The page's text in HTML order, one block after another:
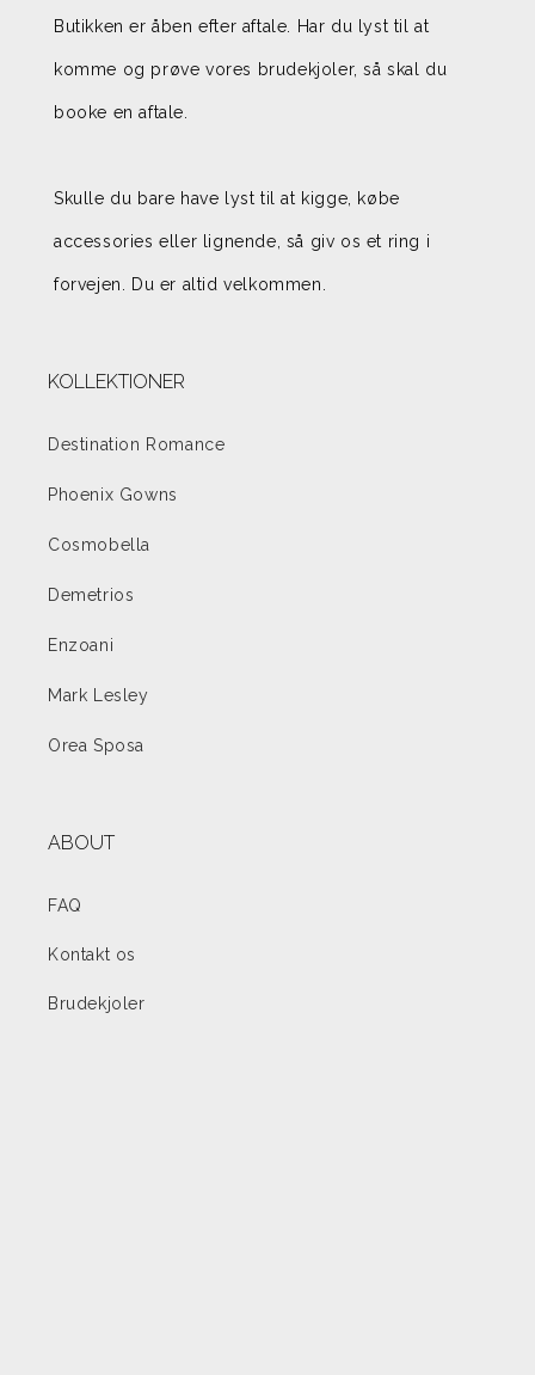
Butikken er åben efter aftale. Har du lyst til at
komme og prøve vores brudekjoler, så skal du
booke en aftale.
Skulle du bare have lyst til at kigge, købe
accessories eller lignende, så giv os et ring i
forvejen. Du er altid velkommen.
KOLLEKTIONER
Destination Romance
Phoenix Gowns
Cosmobella
Demetrios
Enzoani
Mark Lesley
Orea Sposa
ABOUT
FAQ
Kontakt os
Brudekjoler